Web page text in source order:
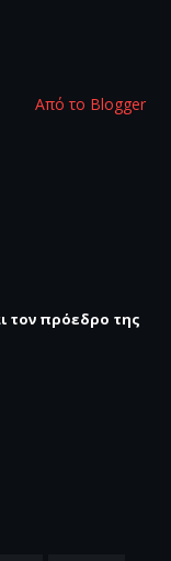
Από το Blogger
τον πρόεδρο της